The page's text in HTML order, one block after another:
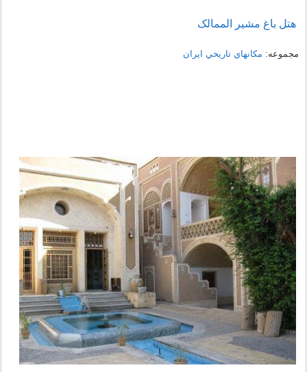
هتل باغ مشیر الممالک
مجموعه: مكانهاي تاريخي ايران